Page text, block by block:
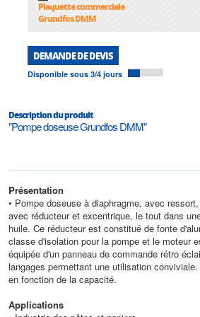
Plaquette commerciale
Grundfos DMM
DEMANDE DE DEVIS
Disponible sous 3/4 jours
Description du produit
"Pompe doseuse Grundfos DMM"
Présentation
• Pompe doseuse à diaphragme, avec
avec réducteur et excentrique, le tout dans
huile. Ce réducteur est constitué de fonte
classe d'isolation pour la pompe et le moteur
équipée d'un panneau de commande rétro
langages permettant une utilisation
en fonction de la capacité.
Applications